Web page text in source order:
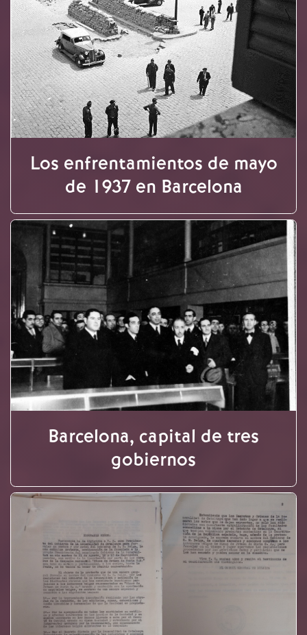
Los enfrentamientos de mayo
de 1937 en Barcelona
Barcelona, capital de tres
gobiernos